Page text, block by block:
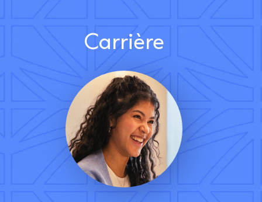
Carrière